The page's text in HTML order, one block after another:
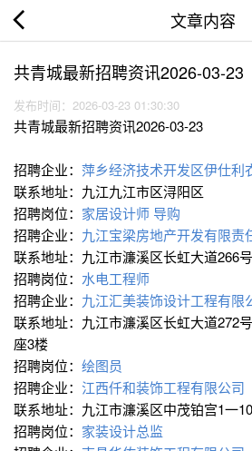
文章内容
共青城最新招聘资讯2026-03-23
发布时间：2026-03-23 01:30:30
共青城最新招聘资讯2026-03-23
招聘企业： 萍乡经济技术开发区伊仕利
联系地址：九江九江市区浔阳区
招聘岗位： 家居设计师 导购
招聘企业： 九江宝梁房地产开发有限责
联系地址：九江市濂溪区长虹大道266
招聘岗位： 水电工程师
招聘企业： 九江汇美装饰设计工程有限
联系地址：九江市濂溪区长虹大道272
座3楼
招聘岗位： 绘图员
招聘企业： 江西仟和装饰工程有限公司
联系地址：九江市濂溪区中茂铂宫1一
招聘岗位： 家装设计总监